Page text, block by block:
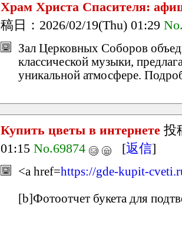
Храм Христа Спасителя:
稿日：2026/02/19(Thu) 01:29
Зал Церковных Соборов
классической музыки,
уникальной атмосфере.
Купить цветы в интернете 投
01:15 No.69874 [返信]
<a href=https://gde-kupit-
[b]Фотоотчет букета для